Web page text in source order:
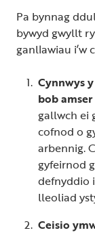
Pa bynnag
bywyd gwyllt
ganllawiau i’w
Cynnwys
bob amser
gallwch ei
cofnod o
arbennig.
gyfeirnod
defnyddio
lleoliad
Ceisio